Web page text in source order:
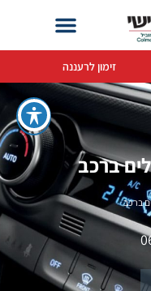
זימון לרעננה
ברכב
ברכב